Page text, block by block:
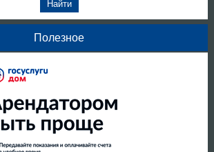
Полезное